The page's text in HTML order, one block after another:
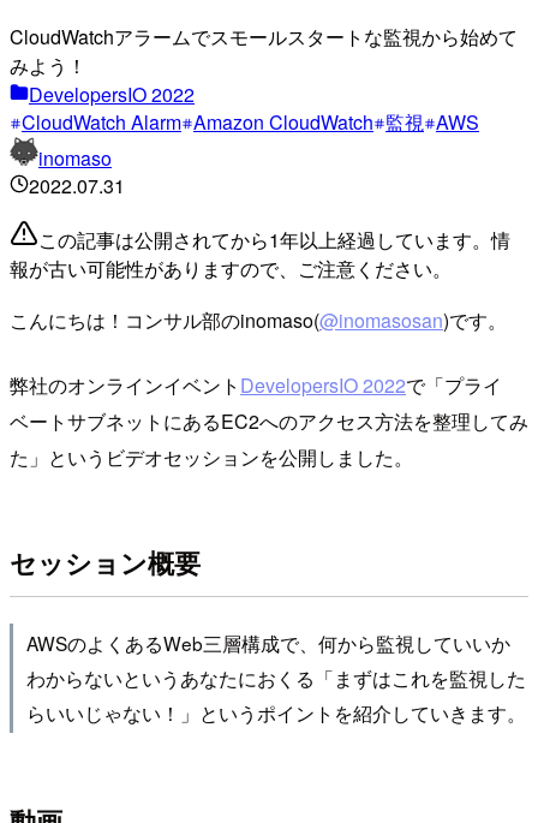
CloudWatchアラームでスモールスタートな監視から始めて
みよう！
DevelopersIO 2022
CloudWatch Alarm Amazon CloudWatch 監視 AWS
inomaso
2022.07.31
この記事は公開されてから1年以上経過しています。情
報が古い可能性がありますので、ご注意ください。
こんにちは！コンサル部のinomaso(@inomasosan)です。
弊社のオンラインイベント DevelopersIO 2022で「プライ
ベートサブネットにあるEC2へのアクセス方法を整理してみ
た」というビデオセッションを公開しました。
セッション概要
AWSのよくあるWeb三層構成で、何から監視していいか
わからないというあなたにおくる「まずはこれを監視した
らいいじゃない！」というポイントを紹介していきます。